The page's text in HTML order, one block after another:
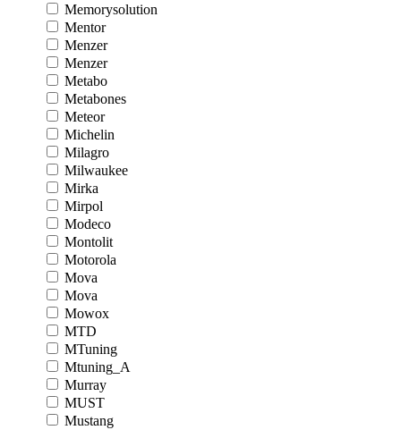
Memorysolution
Mentor
Menzer
Menzer
Metabo
Metabones
Meteor
Michelin
Milagro
Milwaukee
Mirka
Mirpol
Modeco
Montolit
Motorola
Mova
Mova
Mowox
MTD
MTuning
Mtuning_A
Murray
MUST
Mustang